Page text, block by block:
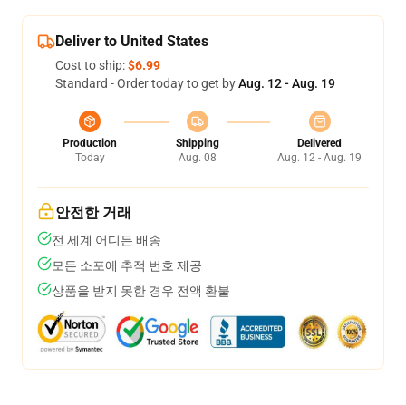
Deliver to United States
Cost to ship:$6.99
Standard - Order today to get byAug. 12 - Aug. 19
Production
Today
Shipping
Aug. 08
Delivered
Aug. 12 - Aug. 19
안전한 거래
전 세계 어디든 배송
모든 소포에 추적 번호 제공
상품을 받지 못한 경우 전액 환불